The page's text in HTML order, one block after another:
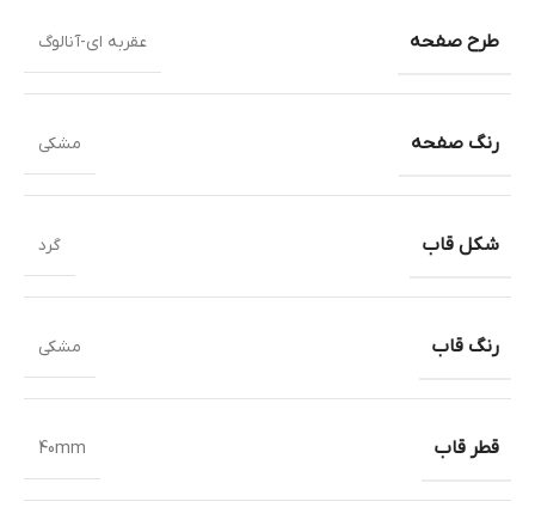
طرح صفحه عقربه ای-آنالوگ
رنگ صفحه مشکی
شکل قاب گرد
رنگ قاب مشکی
قطر قاب 40mm